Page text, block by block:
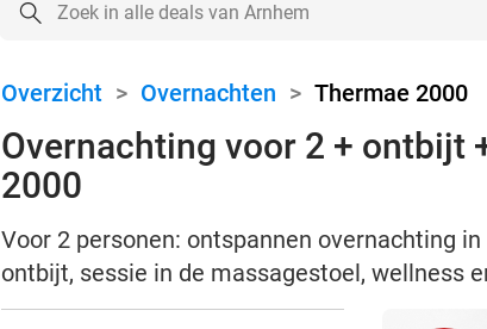
Overzicht > Overnachten > Thermae 2000
Overnachting voor 2 + ontbijt
2000
Voor 2 personen: ontspannen overnachting
ontbijt, sessie in de massagestoel, wellness